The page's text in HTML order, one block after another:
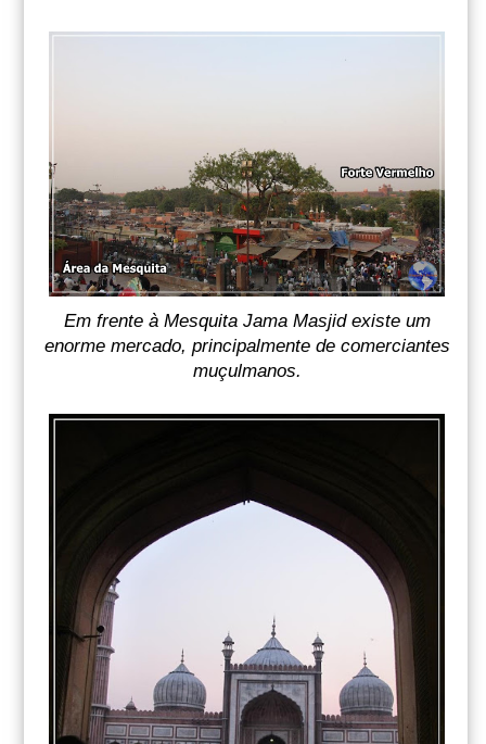
Em frente à Mesquita Jama Masjid existe um
enorme mercado, principalmente de comerciantes
muçulmanos.